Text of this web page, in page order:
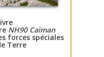
NH90 Caïman
forces spéciales
Terre